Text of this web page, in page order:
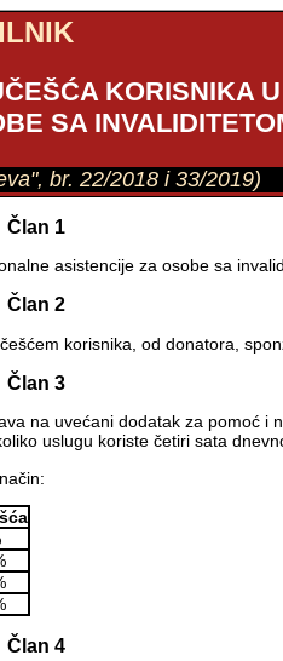
KORISNIKA
SA
br. 22/2018 i 33/2019)
Član 1
asistencije za osobe sa
Član 2
korisnika, od donatora,
Član 3
na uvećani dodatak za pomoć
uslugu koriste četiri sata
Član 4